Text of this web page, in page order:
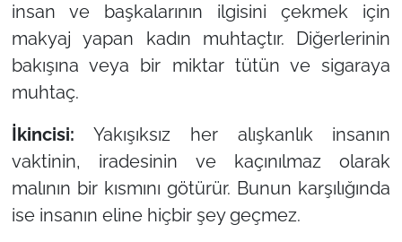
insan ve başkalarının ilgisini çekmek için
makyaj yapan kadın muhtaçtır. Diğerlerinin
bakışına veya bir miktar tütün ve sigaraya
muhtaç.
İkincisi:Yakışıksız her alışkanlık insanın
vaktinin, iradesinin ve kaçınılmaz olarak
malının bir kısmını götürür. Bunun karşılığında
ise insanın eline hiçbir şey geçmez.